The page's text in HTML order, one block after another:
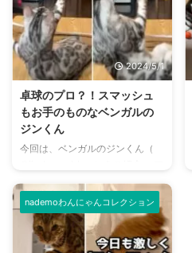
なコムチくんとの微笑ましい様子
が、ほっこりとさせてくれます。
見ていて顔がほころぶ…そんなモ
フムチコンビの日常の様子を、ぜ
ひご覧ください！ ふにちゃんの
投稿はこちら この投稿を
Instagramで見る ふに
(@funi0202)がシェアした投稿 ま
ずは、こちらをご覧ください。
ふにちゃんにむぎゅっっーと顔を
は、穏やかにしてい ...
2024/5/1
卓球のプロ？！スマッシュ
もお手のものなベンガルの
ジンくん
今回は、ベンガルのジンくん（
クロバットな動きが人気のジンく
ん。 やんちゃで元気いっぱい遊
ぶ様子を、ぜひ楽しんでいってく
ださいね！ ジンくんの投稿はこ
ちら まずは、こちらをご覧くだ
nademoわんにゃんコレクション